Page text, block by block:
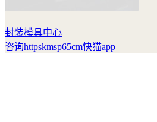
封装模具中心
咨询httpskmsp65cm快猫app